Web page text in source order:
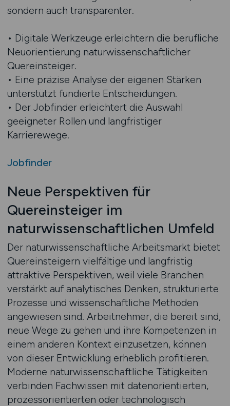
sondern auch transparenter.
• Digitale Werkzeuge erleichtern die berufliche
Neuorientierung naturwissenschaftlicher
Quereinsteiger.
• Eine präzise Analyse der eigenen Stärken
unterstützt fundierte Entscheidungen.
• Der Jobfinder erleichtert die Auswahl
geeigneter Rollen und langfristiger
Karrierewege.
Jobfinder
Neue Perspektiven für
Quereinsteiger im
naturwissenschaftlichen Umfeld
Der naturwissenschaftliche Arbeitsmarkt bietet
Quereinsteigern vielfältige und langfristig
attraktive Perspektiven, weil viele Branchen
verstärkt auf analytisches Denken, strukturierte
Prozesse und wissenschaftliche Methoden
angewiesen sind. Arbeitnehmer, die bereit sind,
neue Wege zu gehen und ihre Kompetenzen in
einem anderen Kontext einzusetzen, können
von dieser Entwicklung erheblich profitieren.
Moderne naturwissenschaftliche Tätigkeiten
verbinden Fachwissen mit datenorientierten,
prozessorientierten oder technologisch